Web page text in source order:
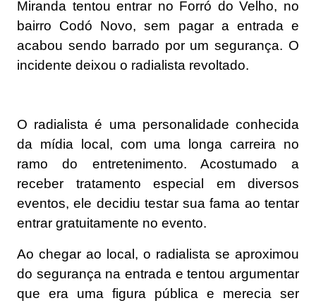
Miranda tentou entrar no Forró do Velho, no
bairro Codó Novo, sem pagar a entrada e
acabou sendo barrado por um segurança. O
incidente deixou o radialista revoltado.
O radialista é uma personalidade conhecida
da mídia local, com uma longa carreira no
ramo do entretenimento. Acostumado a
receber tratamento especial em diversos
eventos, ele decidiu testar sua fama ao tentar
entrar gratuitamente no evento.
Ao chegar ao local, o radialista se aproximou
do segurança na entrada e tentou argumentar
que era uma figura pública e merecia ser